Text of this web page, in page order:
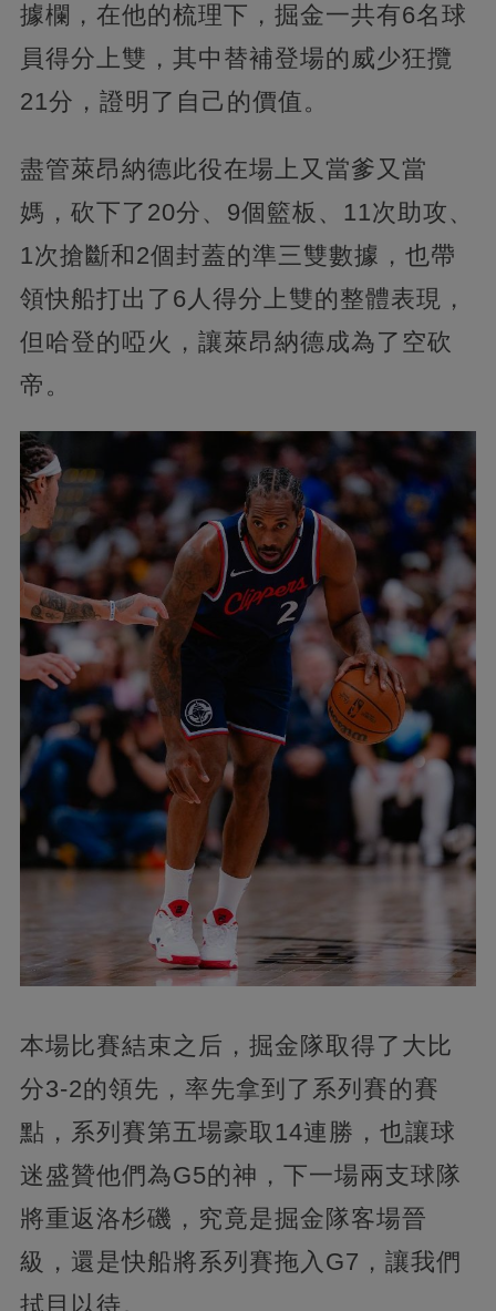
據欄，在他的梳理下，掘金一共有6名球
員得分上雙，其中替補登場的威少狂攬
21分，證明了自己的價值。
盡管萊昂納德此役在場上又當爹又當
媽，砍下了20分、9個籃板、11次助攻、
1次搶斷和2個封蓋的準三雙數據，也帶
領快船打出了6人得分上雙的整體表現，
但哈登的啞火，讓萊昂納德成為了空砍
帝。
本場比賽結束之后，掘金隊取得了大比
分3-2的領先，率先拿到了系列賽的賽
點，系列賽第五場豪取14連勝，也讓球
迷盛贊他們為G5的神，下一場兩支球隊
將重返洛杉磯，究竟是掘金隊客場晉
級，還是快船將系列賽拖入G7，讓我們
拭目以待。